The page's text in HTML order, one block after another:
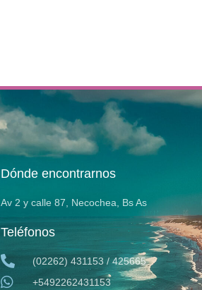
Dónde encontrarnos
Av 2 y calle 87, Necochea, Bs As
Teléfonos
(02262) 431153 / 425665
+5492262431153